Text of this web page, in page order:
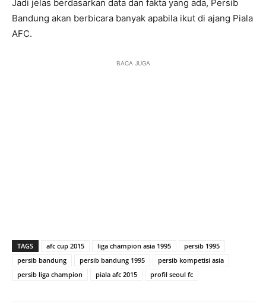
Jadi jelas berdasarkan data dan fakta yang ada, Persib
Bandung akan berbicara banyak apabila ikut di ajang Piala
AFC.
BACA JUGA
TAGS afc cup 2015 liga champion asia 1995
persib 1995
persib bandung
persib bandung 1995
persib kompetisi asia
persib liga champion
piala afc 2015 profil seoul fc